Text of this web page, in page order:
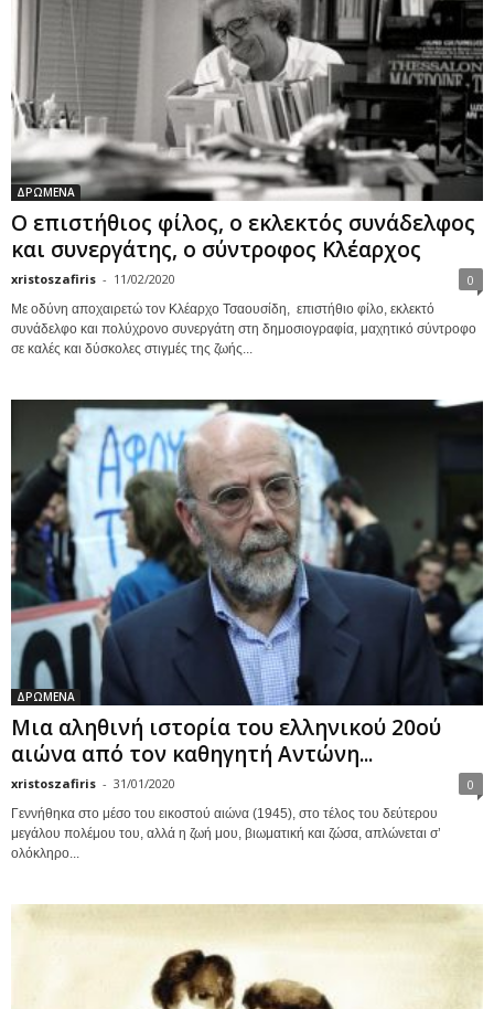
ΔΡΩΜΕΝΑ
Ο επιστήθιος φίλος, ο εκλεκτός συνάδελφος
και συνεργάτης, ο σύντροφος Κλέαρχος
xristoszafiris - 11/02/2020 0
Με οδύνη αποχαιρετώ τον Κλέαρχο Τσαουσίδη, επιστήθιο φίλο, εκλεκτό
συνάδελφο και πολύχρονο συνεργάτη στη δημοσιογραφία, μαχητικό σύντροφο
σε καλές και δύσκολες στιγμές της ζωής...
ΔΡΩΜΕΝΑ
Μια αληθινή ιστορία του ελληνικού 20ού
αιώνα από τον καθηγητή Αντώνη...
xristoszafiris - 31/01/2020 0
Γεννήθηκα στο μέσο του εικοστού αιώνα (1945), στο τέλος του δεύτερου
μεγάλου πολέμου του, αλλά η ζωή μου, βιωματική και ζώσα, απλώνεται σ’
ολόκληρο...